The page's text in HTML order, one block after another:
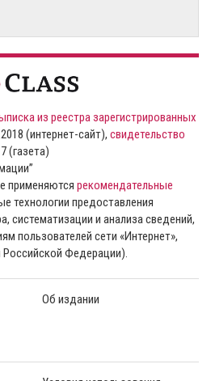
из реестра зарегистрированных
(интернет-сайт), свидетельство
(газета)
применяются рекомендательные
технологии предоставления
систематизации и анализа сведений,
пользователей сети «Интернет»,
Российской Федерации).
Об издании